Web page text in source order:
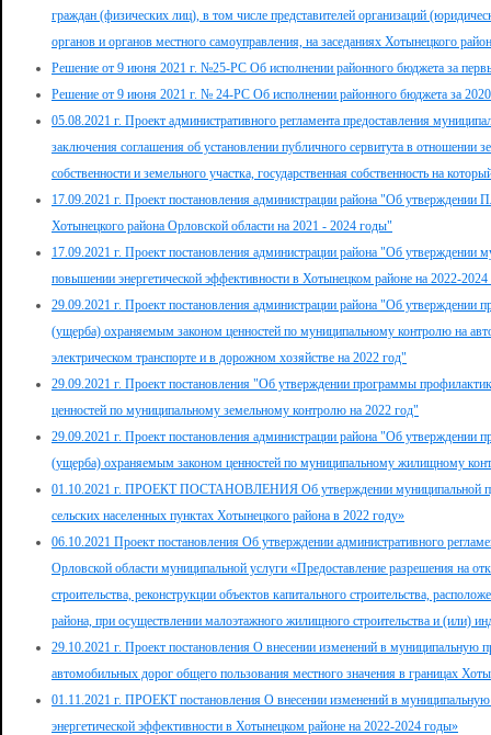
граждан (физических лиц), в том числе представителей организаций
органов и органов местного самоуправления, на заседаниях Хотынецкого
Решение от 9 июня 2021 г. №25-РС Об исполнении районного бюджета за
Решение от 9 июня 2021 г. № 24-РС Об исполнении районного бюджета за
05.08.2021 г. Проект административного регламента предоставления
заключения соглашения об установлении публичного сервитута в отношении
собственности и земельного участка, государственная собственность на
17.09.2021 г. Проект постановления администрации района "Об утверждении
Хотынецкого района Орловской области на 2021 - 2024 годы"
17.09.2021 г. Проект постановления администрации района "Об утверждении
повышении энергетической эффективности в Хотынецком районе на 2022-
29.09.2021 г. Проект постановления администрации района "Об утверждении
(ущерба) охраняемым законом ценностей по муниципальному контролю на
электрическом транспорте и в дорожном хозяйстве на 2022 год"
29.09.2021 г. Проект постановления "Об утверждении программы
ценностей по муниципальному земельному контролю на 2022 год"
29.09.2021 г. Проект постановления администрации района "Об утверждении
(ущерба) охраняемым законом ценностей по муниципальному жилищному
01.10.2021 г. ПРОЕКТ ПОСТАНОВЛЕНИЯ Об утверждении муниципальной
сельских населенных пунктах Хотынецкого района в 2022 году»
06.10.2021 Проект постановления Об утверждении административного
Орловской области муниципальной услуги «Предоставление разрешения на
строительства, реконструкции объектов капитального строительства,
района, при осуществлении малоэтажного жилищного строительства и (или)
29.10.2021 г. Проект постановления О внесении изменений в муниципальную
автомобильных дорог общего пользования местного значения в границах
01.11.2021 г. ПРОЕКТ постановления О внесении изменений в
энергетической эффективности в Хотынецком районе на 2022-2024 годы»